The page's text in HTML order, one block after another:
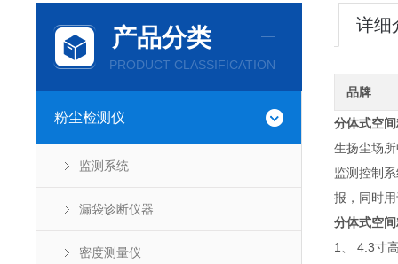
产品分类
PRODUCT CLASSIFICATION
粉尘检测仪
监测系统
漏袋诊断仪器
密度测量仪
详细
品牌
分体式空
生扬尘场
监测控制
报，同时
分体式空
1、 4.3寸